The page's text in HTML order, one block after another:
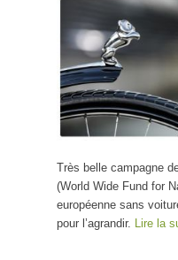
Très belle campagne
(World Wide Fund for
européenne sans
pour l’agrandir. Lire la